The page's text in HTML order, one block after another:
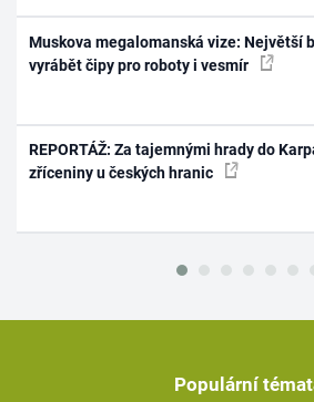
Muskova megalomanská vize: Největší
vyrábět čipy pro roboty i vesmír
REPORTÁŽ: Za tajemnými hrady do
zříceniny u českých hranic
Populární